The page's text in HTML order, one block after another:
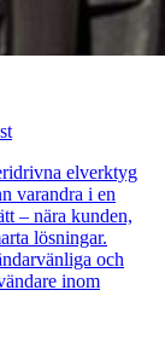
elverktyg
varandra i en
– nära kunden,
lösningar.
och
inom